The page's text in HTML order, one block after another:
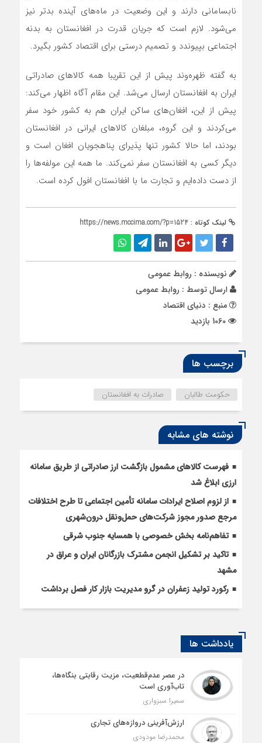
نابسامانی دارند و این وضعیت در ‌ماه‌های آینده بدتر نیز
می‌شود. لازم است که جریان قدرت در افغانستان به بدنه
اجتماعی بپیوندد و تصمیم درستی برای اقتصاد کشور بگیرد.
به گفته ظهره‌‌‌‌‌‌‌وند پیش از این تقریبا همه کالاهای صادراتی
ایران به افغانستان ارسال می‌شد. این مقام آگاه اظهار می‌کند:
پیش از این، افغان‌های ساکن ایران هم به کشور خود سفر
می‌کردند و این گروه، مبلغان کالاهای ایرانی در افغانستان
بودند، اما حالا کشور تنها پذیرای پناهجویان افغان است و
دیگر کسی به افغانستان سفر نمی‌کند. ما همه این مولفه‌ها را
از دست داده‌ایم و تجارت ما با افغانستان افول کرده است.
لینک کوتاه : https://news.mccima.com/?p=1524
نویسنده : روابط عمومی
ارسال توسط : روابط عمومی
منبع : دنیای اقتصاد
برچسب ها
حکومت طالبان صادرات به افغانستان
نوشته های مشابه
فهرست کالاهای مشمول بازگشت ارز صادراتی از طریق سامانه
ارزی ابلاغ شد
از لزوم اصلاح ایرادات سامانه تأمین اجتماعی تا طرح اختلافات
مرجع صدور مجوز شرکت‌های حمل‌ونقل درون‌شهری
تفاهم‌نامه بخش خصوصی با همسایه جنوب شرقی
تاکید بر تشکیل انجمن مشترک بازرگانان ایران و عراق در
مشهد
رکورد تولید زعفران در گرو مدیریت بازار کار فصل برداشت
یادداشت ها
در عصر عدم‌قطعیت، مزیت رقابتی بنگاه‌ها،
تاب‌آوری است
سمیرا سبزواری
ارزش‌آفرینی دروازه‌های تجاری
محمدرضا مودودی